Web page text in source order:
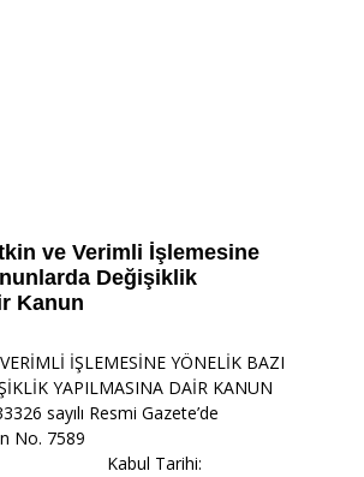
ve Verimli İşlemesine
Değişiklik
Kanun
İŞLEMESİNE YÖNELİK BAZI
YAPILMASINA DAİR KANUN
sayılı Resmi Gazete’de
No. 7589
Tarihi: